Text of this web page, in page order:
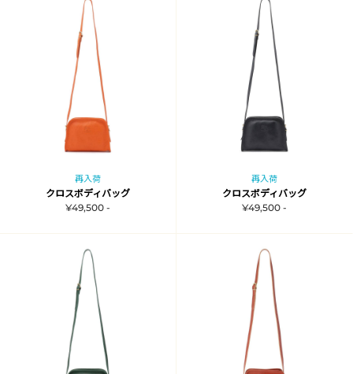
再入荷
クロスボディバッグ
¥49,500 -
再入荷
クロスボディバッグ
¥49,500 -